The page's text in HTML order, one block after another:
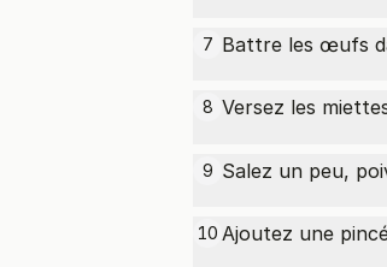
7 Battre les œufs
8 Versez les
9 Salez un peu,
10 Ajoutez une